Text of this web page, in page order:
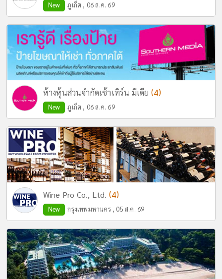
New ภูเก็ต , 06 ส.ค. 69
ห้างหุ้นส่วนจำกัดเซ้าเทิร์น มีเดีย (4)
New ภูเก็ต , 06 ส.ค. 69
Wine Pro Co., Ltd. (4)
New กรุงเทพมหานคร , 05 ส.ค. 69